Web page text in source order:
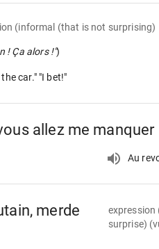
(informal (that is not surprising)
! Ça alors !")
car." "I bet!"
allez me manquer
Au
merde
expression
surprise)